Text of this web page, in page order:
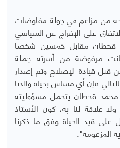
من مزاعم في جولة مفاوضات
حول الاتفاق على الإفراج عن السياسي
قحطان مقابل خمسين شخصا
مرفوضة من أسرته جملة
قيادة الإصلاح وتم إصدار
فإن أي مساس بحياة والدنا
قحطان يتحمل مسؤوليته
علاقة لنا به، كون الأستاذ
قيد الحياة وفق ما ذكرنا
المزعومة".